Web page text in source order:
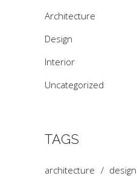
Architecture
Design
Interior
Uncategorized
TAGS
architecture design